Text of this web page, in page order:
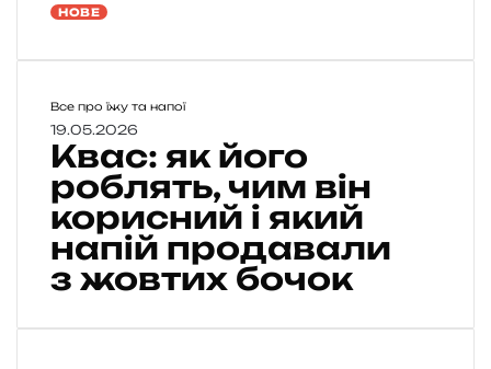
м
л
д
у
р
т
о
л
НОВЕ
К
в
я
к
о
Все про їжу та напої
19.05.2026
Квас: як його
роблять, чим він
корисний і який
напій продавали
з жовтих бочок